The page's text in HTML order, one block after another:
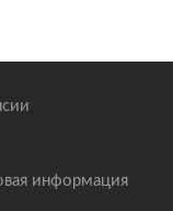
информация